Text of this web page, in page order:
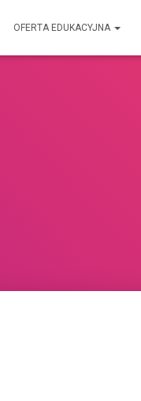
OFERTA EDUKACYJNA